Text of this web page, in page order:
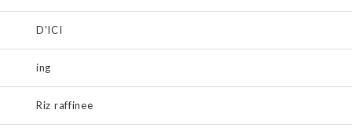
D'ICI
ing
Riz raffinee